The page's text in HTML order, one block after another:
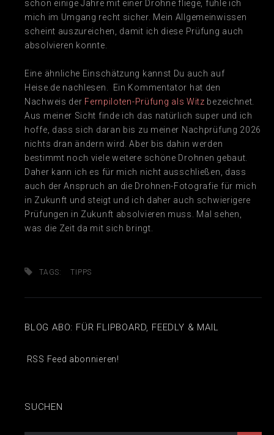
schon einige Jahre mit einer Drohne fliege, fühle ich
mich im Umgang recht sicher. Mein Allgemeinwissen
scheint auszureichen, damit ich diese Prüfung auch
absolvieren konnte.
Eine ähnliche Einschätzung kannst Du auch auf
Heise.de nachlesen. Ein Kommentator hat den
Nachweis der Fernpiloten-Prüfung als Witz bezeichnet.
Aus meiner Sicht finde ich das natürlich super und ich
hoffe, dass sich daran bis zu meiner Nachprüfung 2026
nichts dran ändern wird. Aber bis dahin werden
bestimmt noch viele weitere schöne Drohnen gebaut.
Daher kann ich es für mich nicht ausschließen, dass
auch der Anspruch an die Drohnen-Fotografie für mich
in Zukunft und steigt und ich daher auch schwierigere
Prüfungen in Zukunft absolvieren muss. Mal sehen,
was die Zeit da mit sich bringt.
TAGS: TIPPS
BLOG ABO: FÜR FLIPBOARD, FEEDLY & MAIL
RSS Feed abonnieren!
SUCHEN